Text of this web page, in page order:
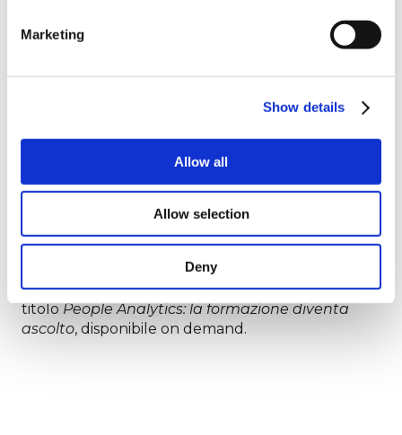
Marketing
Show details
Allow all
Allow selection
Deny
Invece di porre agli utenti domande a risposta
stimola leautonarrazionidelle persone, dalle
competenze allenate e trasferibili dalla vita al
lavoro.
le persone diventano attive
nella creazione di contenutitramite riflessioni
su piattaforma digitale ele aziende hanno la
possibilità di conoscerle meglioe valorizzarle
in tutti i loro ruoli di vita, privata e professionale.
Su questo tema abbiamo tenuto un webinar dal
titoloPeople Analytics: la formazione diventa
ascolto, disponibile on demand.